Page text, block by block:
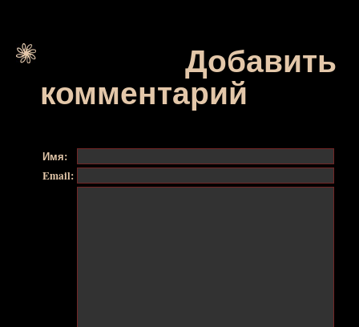
Добавить
комментарий
Имя:
Email: